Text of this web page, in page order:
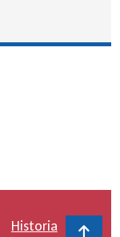
Historia Do